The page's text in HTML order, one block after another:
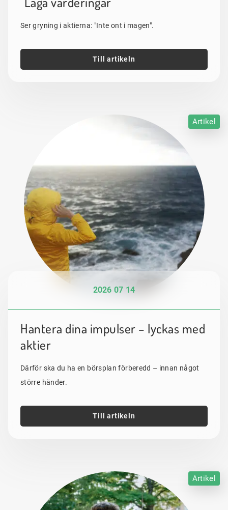
Ser gryning i aktierna: "Inte ont i magen".
Till artikeln
Artikel
2026 07 14
Hantera dina impulser – lyckas med
aktier
Därför ska du ha en börsplan förberedd – innan något
större händer.
Till artikeln
Artikel